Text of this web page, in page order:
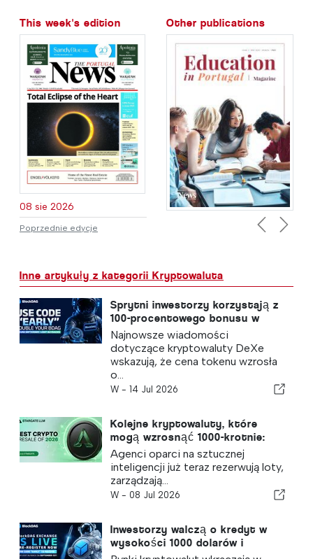
This week's edition
08 sie 2026
Poprzednie edycje
Other publications
Previous
Next
Inne artykuły z kategorii Kryptowaluta
Sprytni inwestorzy korzystają z
100-procentowego bonusu w
postaci dodatkowych monet
oferowanego przez BlockDAG,
podczas gdy kurs DeXe Crypto
wzrósł o 22,61%, a cena XRP
boryka się z trudnościami
Najnowsze wiadomości
dotyczące kryptowaluty DeXe
wskazują, że cena tokenu wzrosła
o...
W - 14 Jul 2026
Kolejne kryptowaluty, które
mogą wzrosnąć 1000-krotnie:
Bitcoin Cash, Hedera, Litecoin
oraz przedsprzedaż Stargate
LLM stworzona z myślą o
agentach AI
Agenci oparci na sztucznej
inteligencji już teraz rezerwują loty,
zarządzają...
W - 08 Jul 2026
Inwestorzy walczą o kredyt w
wysokości 1000 dolarów i
priorytetowy dostęp do